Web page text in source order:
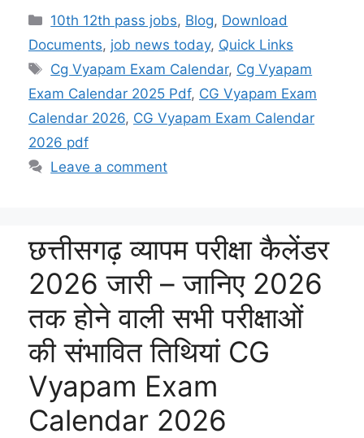
at
s
A
p
p
e
gr
a
m
p
y
Li
n
k
c
e
b
o
o
a
p
c
h
at
itt
er
ai
l
ar
e
Categories
10th 12th pass jobs, Blog, Download
Documents, job news today, Quick Links
Tags
Cg Vyapam Exam Calendar, Cg Vyapam
Exam Calendar 2025 Pdf, CG Vyapam Exam
Calendar 2026, CG Vyapam Exam Calendar
2026 pdf
Leave a comment
छत्तीसगढ़ व्यापम परीक्षा कैलेंडर
2026 जारी – जानिए 2026
तक होने वाली सभी परीक्षाओं
की संभावित तिथियां CG
Vyapam Exam
Calendar 2026